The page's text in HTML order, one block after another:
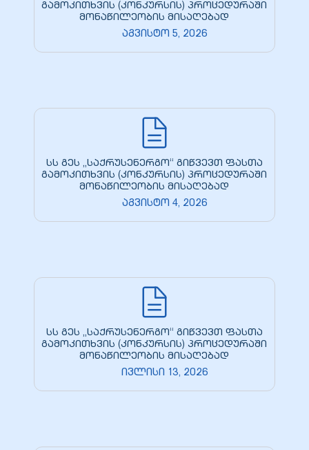
გამოკითხვის (კონკურსის) პროცედურაში
მონაწილეობის მისაღებად
აგვისტო 5, 2026
სს გეს „საქრუსენერგო“ გიწვევთ ფასთა
გამოკითხვის (კონკურსის) პროცედურაში
მონაწილეობის მისაღებად
აგვისტო 4, 2026
სს გეს „საქრუსენერგო“ გიწვევთ ფასთა
გამოკითხვის (კონკურსის) პროცედურაში
მონაწილეობის მისაღებად
ივლისი 13, 2026